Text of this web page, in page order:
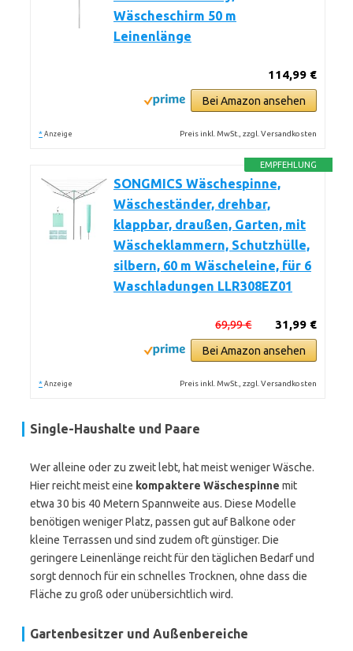
Wäscheschirm 50 m
Leinenlänge
114,99 €
Bei Amazon ansehen
* Anzeige Preis inkl. MwSt., zzgl. Versandkosten
EMPFEHLUNG
SONGMICS Wäschespinne,
Wäscheständer, drehbar,
klappbar, draußen, Garten, mit
Wäscheklammern, Schutzhülle,
silbern, 60 m Wäscheleine, für 6
Waschladungen LLR308EZ01
31,99 €
69,99 €
Bei Amazon ansehen
* Anzeige Preis inkl. MwSt., zzgl. Versandkosten
Single-Haushalte und Paare
Wer alleine oder zu zweit lebt, hat meist weniger Wäsche.
Hier reicht meist eine kompaktere Wäschespinne mit
etwa 30 bis 40 Metern Spannweite aus. Diese Modelle
benötigen weniger Platz, passen gut auf Balkone oder
kleine Terrassen und sind zudem oft günstiger. Die
geringere Leinenlänge reicht für den täglichen Bedarf und
sorgt dennoch für ein schnelles Trocknen, ohne dass die
Fläche zu groß oder unübersichtlich wird.
Gartenbesitzer und Außenbereiche